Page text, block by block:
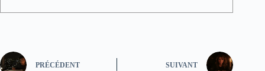
PRÉCÉDENT SUIVANT